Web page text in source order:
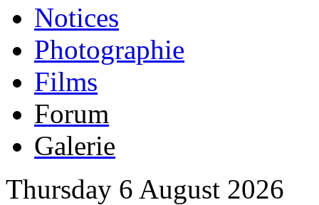
Notices
Photographie
Films
Forum
Galerie
Thursday 6 August 2026